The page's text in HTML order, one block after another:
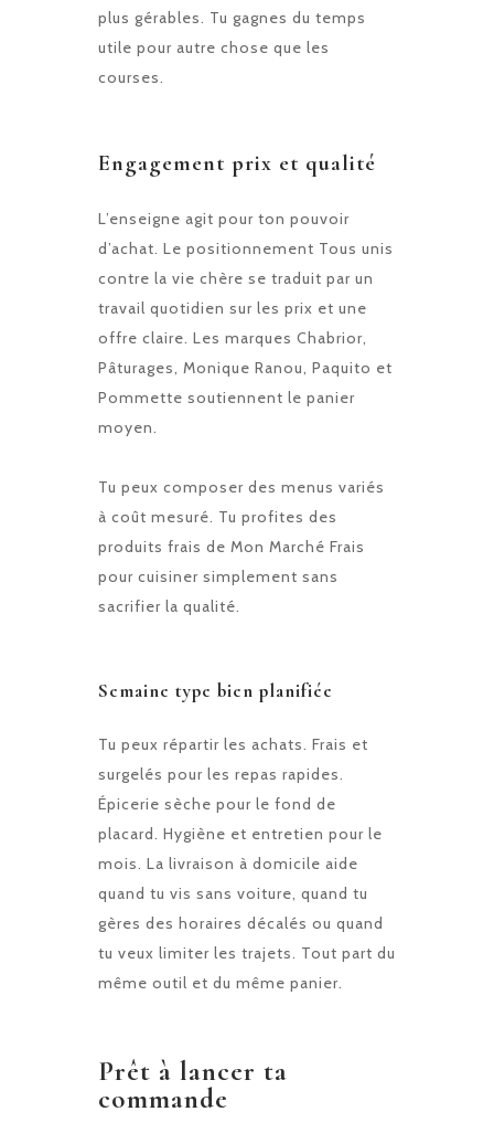
plus gérables. Tu gagnes du temps
utile pour autre chose que les
courses.
Engagement prix et qualité
L’enseigne agit pour ton pouvoir
d’achat. Le positionnement Tous unis
contre la vie chère se traduit par un
travail quotidien sur les prix et une
offre claire. Les marques Chabrior,
Pâturages, Monique Ranou, Paquito et
Pommette soutiennent le panier
moyen.
Tu peux composer des menus variés
à coût mesuré. Tu profites des
produits frais de Mon Marché Frais
pour cuisiner simplement sans
sacrifier la qualité.
Semaine type bien planifiée
Tu peux répartir les achats. Frais et
surgelés pour les repas rapides.
Épicerie sèche pour le fond de
placard. Hygiène et entretien pour le
mois. La livraison à domicile aide
quand tu vis sans voiture, quand tu
gères des horaires décalés ou quand
tu veux limiter les trajets. Tout part du
même outil et du même panier.
Prêt à lancer ta
commande